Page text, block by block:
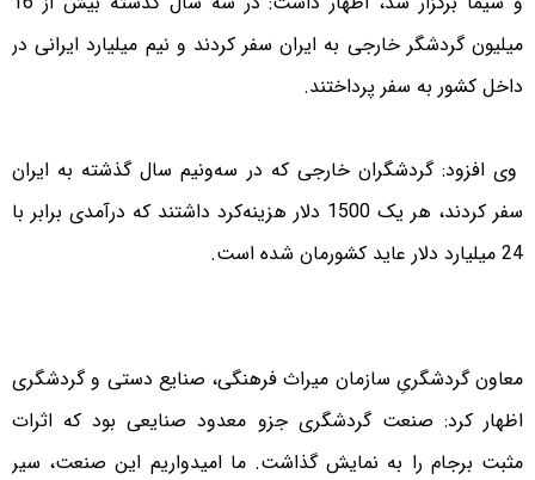
میلیون گردشگر خارجی به ایران سفر کردند و نیم میلیارد ایرانی در
داخل کشور به سفر پرداختند.
وی افزود: گردشگران خارجی که در سه‌ونیم سال گذشته به ایران
سفر کردند، هر یک 1500 دلار هزینه‌کرد داشتند که درآمدی برابر با
24 میلیارد دلار عاید کشورمان شده است.
معاون گردشگریِ سازمان میراث فرهنگی، صنایع دستی و گردشگری
اظهار کرد: صنعت گردشگری جزو معدود صنایعی بود که اثرات
مثبت برجام را به نمایش گذاشت. ما امیدواریم این صنعت، سیر